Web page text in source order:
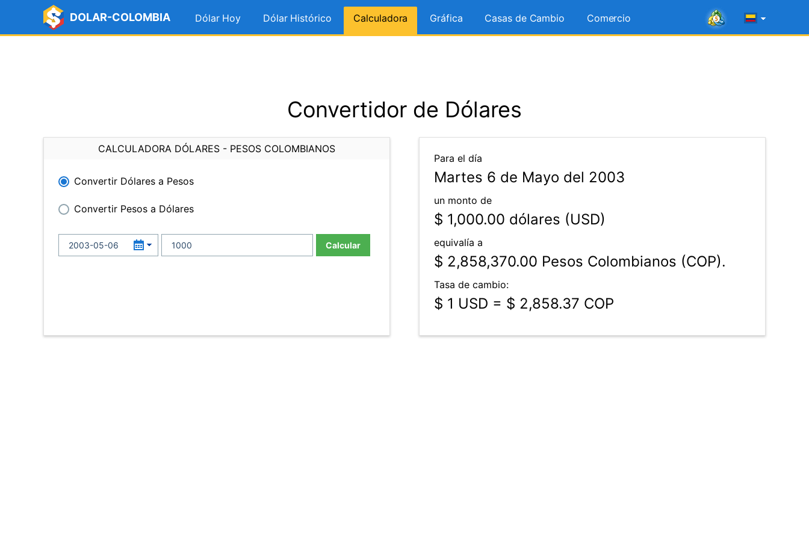
DOLAR-COLOMBIA Dólar Hoy Dólar Histórico Calculadora Gráfica Casas de Cambio Comercio
Convertidor de Dólares
CALCULADORA DÓLARES - PESOS COLOMBIANOS
Convertir Dólares a Pesos
Convertir Pesos a Dólares
Calcular
Para el día
Martes 6 de Mayo del 2003
un monto de
$ 1,000.00 dólares (USD)
equivalía a
$ 2,858,370.00 Pesos Colombianos (COP).
Tasa de cambio:
$ 1 USD = $ 2,858.37 COP